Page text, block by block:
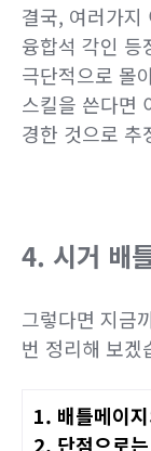
결국, 여러가지
융합석 각인 등
극단적으로 몰
스킬을 쓴다면
경한 것으로 추
4. 시거 배
그렇다면 지금
번 정리해 보겠
1. 배틀메이
2. 단점으로